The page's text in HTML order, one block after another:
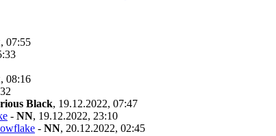
07:55
08:16
Black, 19.12.2022, 07:47
- NN, 19.12.2022, 23:10
- NN, 20.12.2022, 02:45